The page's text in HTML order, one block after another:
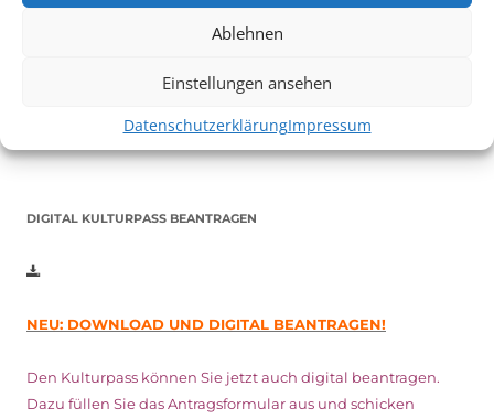
Ablehnen
Einstellungen ansehen
DatenschutzerklärungImpressum
Auch dieses Jahr findet wieder dasFestival des deutschen
in Ludwigshafen statt.
Inhaber*innen freien Eintrittzu den Vorstellungen – 30
Weitere Details zum Festival finden SieHIER
DIGITAL KULTURPASS BEANTRAGEN
NEU: DOWNLOAD UND DIGITAL BEANTRAGEN!
Den Kulturpass können Sie jetzt auch digital beantragen.
Dazu füllen Sie das Antragsformular aus und schicken